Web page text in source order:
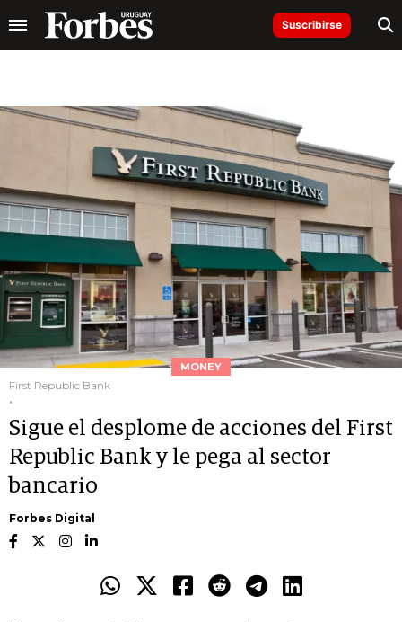
Suscribirse
MONEY
First Republic Bank
.
Sigue el desplome de acciones del First
Republic Bank y le pega al sector
bancario
Forbes Digital